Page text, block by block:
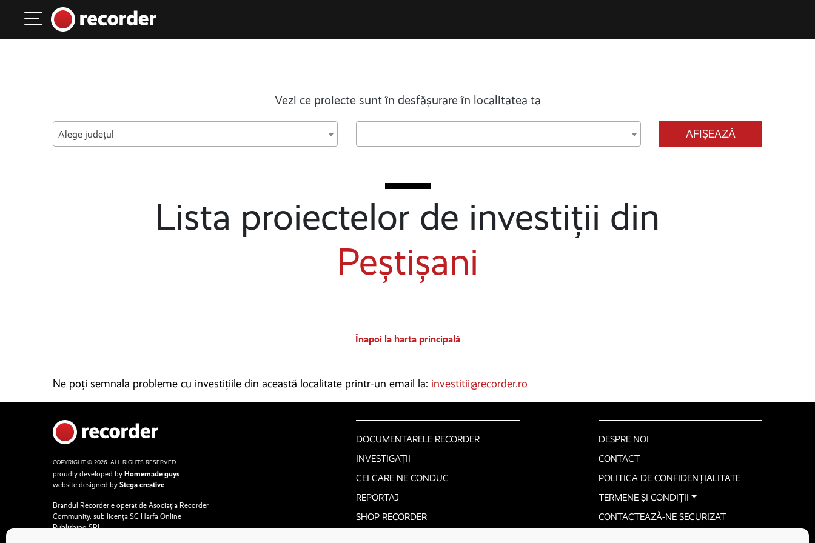
Main Navigation
Vezi ce proiecte sunt în desfășurare în localitatea ta
Alege județul AFIȘEAZĂ
Lista proiectelor de investiții din
Peștișani
Înapoi la harta principală
Ne poți semnala probleme cu investițiile din această localitate printr-un email la: investitii@recorder.ro
COPYRIGHT © 2026. ALL RIGHTS RESERVED
proudly developed by Homemade guys
website designed by Stega creative
Brandul Recorder e operat de Asociația Recorder
Community, sub licența SC Harfa Online
Publishing SRL.
DOCUMENTARELE RECORDER
INVESTIGAȚII
CEI CARE NE CONDUC
REPORTAJ
SHOP RECORDER
DESPRE NOI
CONTACT
POLITICA DE CONFIDENȚIALITATE
TERMENE ȘI CONDIȚII
CONTACTEAZĂ-NE SECURIZAT